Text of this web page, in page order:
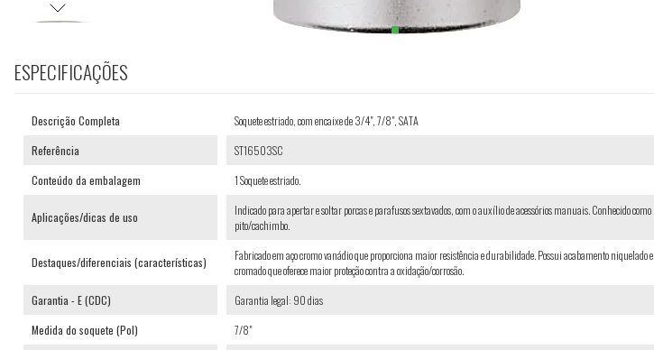
ESPECIFICAÇÕES
Descrição Completa
Soquete estriado, com encaixe de 3/4", 7/8", SATA
Referência
ST16503SC
Conteúdo da embalagem
1 Soquete estriado.
Aplicações/dicas de uso
Indicado para apertar e soltar porcas e parafusos sextavados, com o auxílio de acessórios manuais. Conhecido como
pito/cachimbo.
Destaques/diferenciais (características)
Fabricado em aço cromo vanádio que proporciona maior resistência e durabilidade. Possui acabamento niquelado e
cromado que oferece maior proteção contra a oxidação/corrosão.
Garantia - E (CDC)
Garantia legal: 90 dias
Medida do soquete (Pol)
7/8"